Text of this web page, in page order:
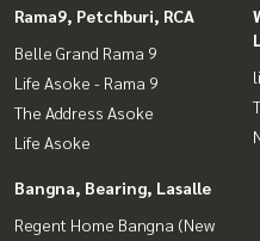
Rama9, Petchburi, RCA
Belle Grand Rama 9
Life Asoke - Rama 9
The Address Asoke
Life Asoke
Bangna, Bearing, Lasalle
Regent Home Bangna (New